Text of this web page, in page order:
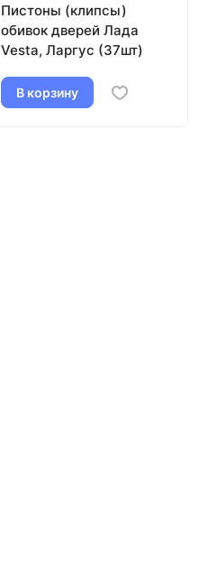
Пистоны (клипсы)
обивок дверей Лада
Vesta, Ларгус (37шт)
В корзину